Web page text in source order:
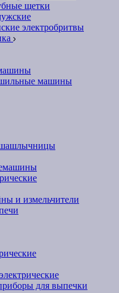
щетки
электробритвы
машины
и измельчители
для выпечки